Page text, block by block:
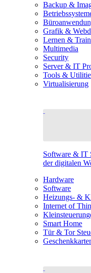
Backup &
Grafik &
Lernen &
Multimedia
Security
Server & IT
Tools &
Virtualisierung
Software & IT
der digitalen
Hardware
Software
Heizungs- &
Internet of
Smart Home
Tür & Tor